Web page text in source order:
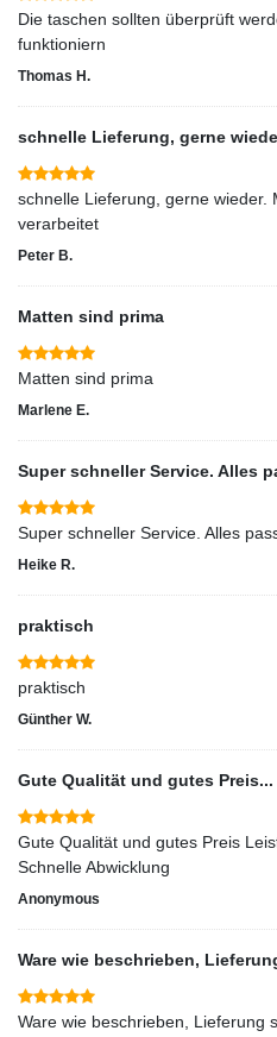
Die taschen sollten überprüft
funktioniern
Thomas H.
schnelle Lieferung, gerne
schnelle Lieferung, gerne wieder.
verarbeitet
Peter B.
Matten sind prima
Marlene E.
Super schneller Service. Alles
Super schneller Service. Alles
Heike R.
praktisch
praktisch
Günther W.
Gute Qualität und gutes Preis...
Gute Qualität und gutes Preis
Schnelle Abwicklung
Anonymous
Ware wie beschrieben,
Ware wie beschrieben, Lieferung